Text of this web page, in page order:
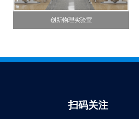
创新物理实验室
扫码关注